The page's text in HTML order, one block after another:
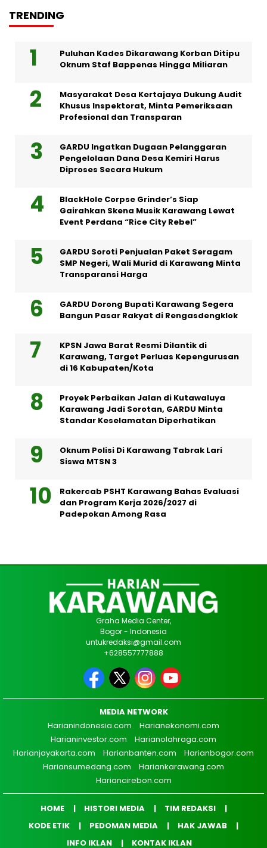
TRENDING
Puluhan Kades Dikarawang Korban Ditipu
Oknum Staf Bappenas Hingga Miliaran
Masyarakat Desa Kertajaya Dukung Audit
Khusus Inspektorat, Minta Pemeriksaan
Profesional dan Transparan
GARDU Ingatkan Dugaan Pelanggaran
Pengelolaan Dana Desa Kemiri Harus
Diproses Secara Hukum
BlackHole Corpse Grinder’s Siap
Gairahkan Skena Musik Karawang Lewat
Event Perdana “Rice City Rebel”
GARDU Soroti Penjualan Paket Seragam
SMP Negeri, Wali Murid di Karawang Minta
Transparansi Harga
GARDU Dorong Bupati Karawang Segera
Bangun Pasar Rakyat di Rengasdengklok
KPSN Jawa Barat Resmi Dilantik di
Karawang, Target Perluas Kepengurusan
di 16 Kabupaten/Kota
Proyek Perbaikan Jalan di Kutawaluya
Karawang Jadi Sorotan, GARDU Minta
Standar Keselamatan Diperhatikan
Oknum Polisi Di Karawang Tabrak Lari
Siswa MTSN 3
Rakercab PSHT Karawang Bahas Evaluasi
dan Program Kerja 2026/2027 di
Padepokan Among Rasa
Graha Media Center,
Bogor - Indonesia
untukredaksi@gmail.com
+628557777888
MEDIA NETWORK
Harianindonesia.com
Harianekonomi.com
Harianinvestor.com
Harianolahraga.com
Harianjayakarta.com
Harianbanten.com
Harianbogor.com
Hariansumedang.com
Hariankarawang.com
Hariancirebon.com
HOME HISTORI MEDIA
TIM REDAKSI
KODE ETIK
PEDOMAN MEDIA
HAK JAWAB
INFO IKLAN
KONTAK IKLAN